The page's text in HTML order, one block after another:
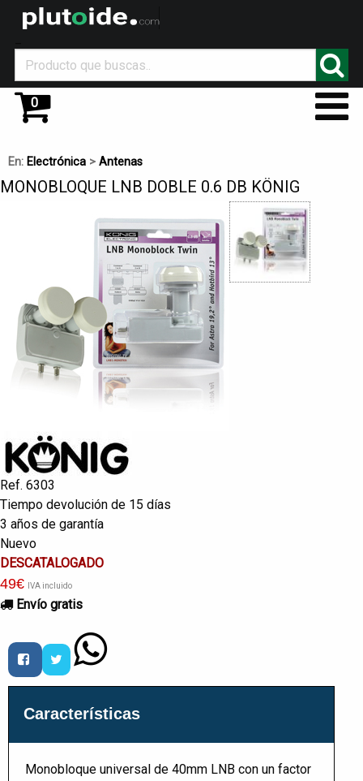
0
En: Electrónica > Antenas
MONOBLOQUE LNB DOBLE 0.6 DB KÖNIG
Ref. 6303
Tiempo devolución de 15 días
3 años de garantía
Nuevo
DESCATALOGADO
49€ IVA incluido
Envío gratis
Características
Monobloque universal de 40mm LNB con un factor